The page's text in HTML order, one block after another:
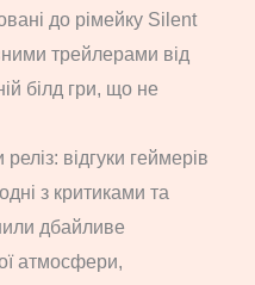
до рімейку Silent
трейлерами від
білд гри, що не
відгуки геймерів
з критиками та
дбайливе
атмосфери,